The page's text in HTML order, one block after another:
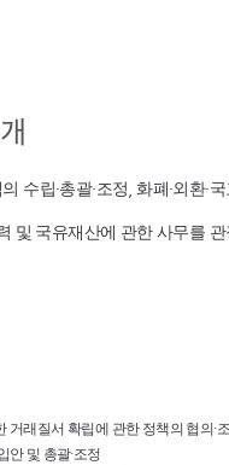
수립·총괄·조정, 화폐·외환·
및 국유재산에 관한 사무를 관
거래질서 확립에 관한 정책의 협의·
안 및 총괄·조정